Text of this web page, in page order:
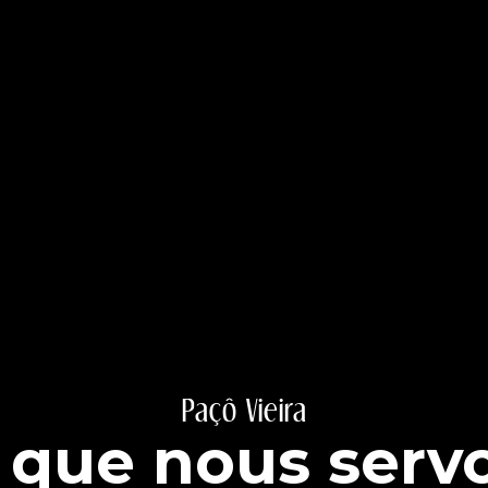
Paçô Vieira
que nous